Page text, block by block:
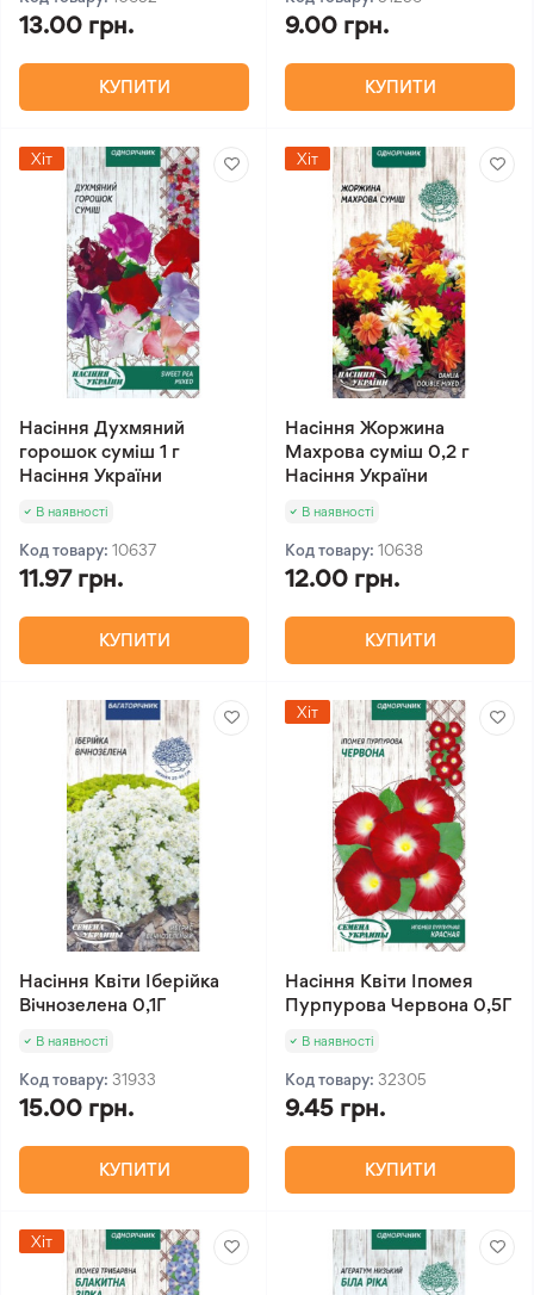
13.00 грн.
КУПИТИ
9.00 грн.
КУПИТИ
Хіт
Насіння Духмяний
горошок суміш 1 г
Насіння України
В наявності
Код товару: 10637
11.97 грн.
КУПИТИ
Хіт
Насіння Жоржина
Махрова суміш 0,2 г
Насіння України
В наявності
Код товару: 10638
12.00 грн.
КУПИТИ
Насіння Квіти Іберійка
Вічнозелена 0,1Г
В наявності
Код товару: 31933
15.00 грн.
КУПИТИ
Хіт
Насіння Квіти Іпомея
Пурпурова Червона 0,5Г
В наявності
Код товару: 32305
9.45 грн.
КУПИТИ
Хіт